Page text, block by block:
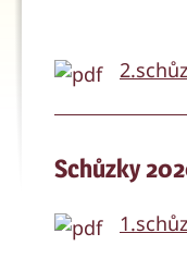
Schůzky